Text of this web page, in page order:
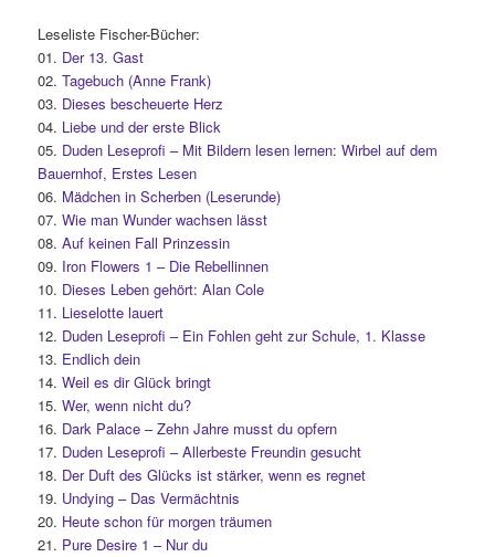
Leseliste Fischer-Bücher:
01. Der 13. Gast
02.Tagebuch (Anne Frank)
03. Dieses bescheuerte Herz
04. Liebe und der erste Blick
05. Duden Leseprofi – Mit Bildern lesen lernen: Wirbel auf dem
Bauernhof, Erstes Lesen
06. Mädchen in Scherben (Leserunde)
07.Wie man Wunder wachsen lässt
08.Auf keinen Fall Prinzessin
09. Iron Flowers 1 – Die Rebellinnen
10. Dieses Leben gehört: Alan Cole
11. Lieselotte lauert
12. Duden Leseprofi – Ein Fohlen geht zur Schule, 1. Klasse
13. Endlich dein
14.Weil es dir Glück bringt
15.Wer, wenn nicht du?
16. Dark Palace – Zehn Jahre musst du opfern
17. Duden Leseprofi – Allerbeste Freundin gesucht
18. Der Duft des Glücks ist stärker, wenn es regnet
19. Undying – Das Vermächtnis
20. Heute schon für morgen träumen
21. Pure Desire 1 – Nur du